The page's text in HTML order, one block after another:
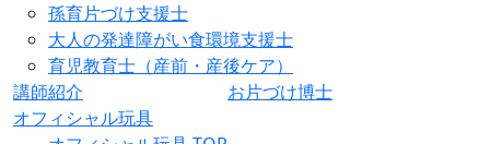
孫育片づけ支援士
大人の発達障がい食環境支援士
育児教育士（産前・産後ケア）
講師紹介
お片づけ博士
オフィシャル玩具